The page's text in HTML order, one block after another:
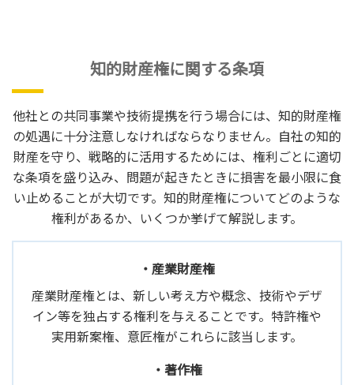
知的財産権に関する条項
他社との共同事業や技術提携を行う場合には、知的財産権
の処遇に十分注意しなければならなりません。自社の知的
財産を守り、戦略的に活用するためには、権利ごとに適切
な条項を盛り込み、問題が起きたときに損害を最小限に食
い止めることが大切です。知的財産権についてどのような
権利があるか、いくつか挙げて解説します。
・産業財産権
産業財産権とは、新しい考え方や概念、技術やデザ
イン等を独占する権利を与えることです。特許権や
実用新案権、意匠権がこれらに該当します。
・著作権